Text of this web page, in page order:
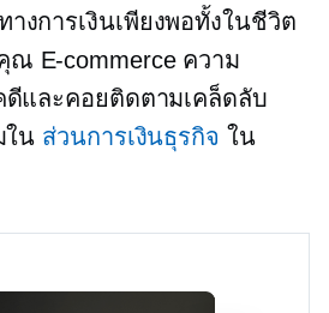
งการเงินเพียงพอทั้งในชีวิต
ณ E-commerceความ
และคอยติดตามเคล็ดลับ
ใน ส่วนการเงินธุรกิจ ใน